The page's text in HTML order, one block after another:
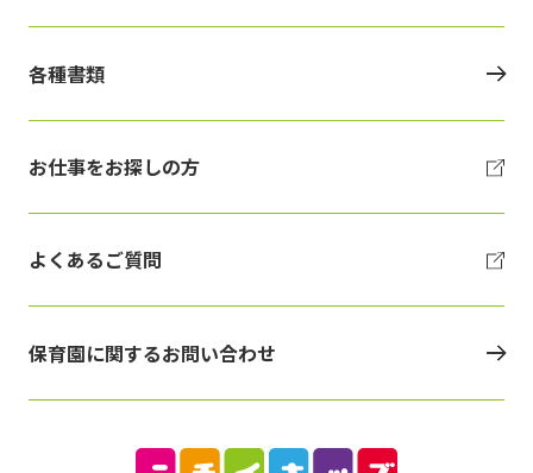
各種書類
お仕事をお探しの方
よくあるご質問
保育園に関するお問い合わせ